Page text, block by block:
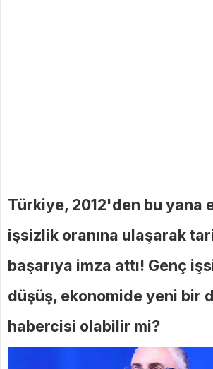
Türkiye, 2012'den bu yana
işsizlik oranına ulaşarak
başarıya imza attı! Genç
düşüş, ekonomide yeni bir
habercisi olabilir mi?